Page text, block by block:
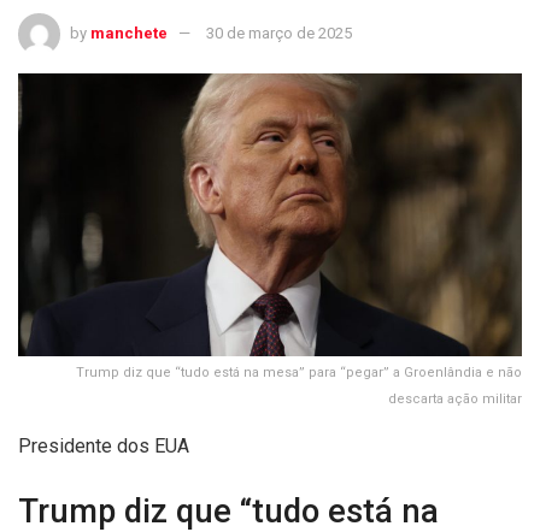
by manchete 30 de março de 2025
Trump diz que “tudo está na mesa” para “pegar” a Groenlândia e não
descarta ação militar
Presidente dos EUA
Trump diz que “tudo está na